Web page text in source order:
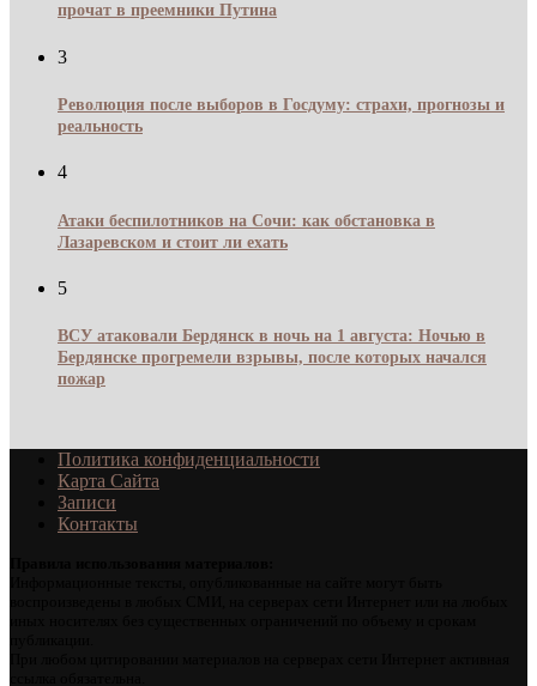
прочат в преемники Путина
3
Революция после выборов в Госдуму: страхи, прогнозы и
реальность
4
Атаки беспилотников на Сочи: как обстановка в
Лазаревском и стоит ли ехать
5
ВСУ атаковали Бердянск в ночь на 1 августа: Ночью в
Бердянске прогремели взрывы, после которых начался
пожар
Политика конфиденциальности
Карта Сайта
Записи
Контакты